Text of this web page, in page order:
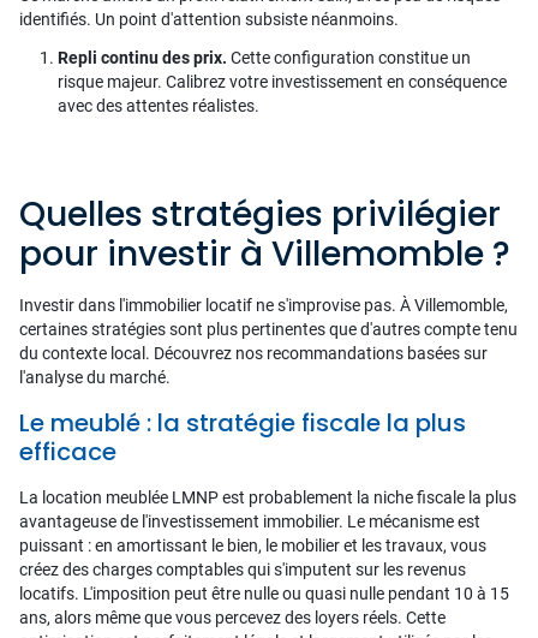
identifiés. Un point d'attention subsiste néanmoins.
Repli continu des prix. Cette configuration constitue un
risque majeur. Calibrez votre investissement en conséquence
avec des attentes réalistes.
Quelles stratégies privilégier
pour investir à Villemomble ?
Investir dans l'immobilier locatif ne s'improvise pas. À Villemomble,
certaines stratégies sont plus pertinentes que d'autres compte tenu
du contexte local. Découvrez nos recommandations basées sur
l'analyse du marché.
Le meublé : la stratégie fiscale la plus
efficace
La location meublée LMNP est probablement la niche fiscale la plus
avantageuse de l'investissement immobilier. Le mécanisme est
puissant : en amortissant le bien, le mobilier et les travaux, vous
créez des charges comptables qui s'imputent sur les revenus
locatifs. L'imposition peut être nulle ou quasi nulle pendant 10 à 15
ans, alors même que vous percevez des loyers réels. Cette